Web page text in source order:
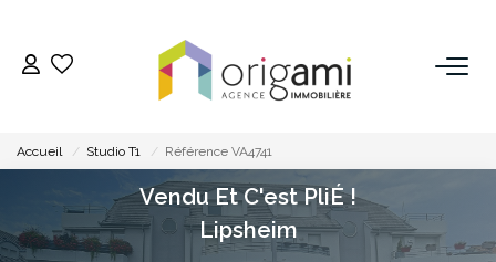
ACHETER
LOUER
Accueil Studio T1 Référence VA4741
Vendu Et C'est PliÉ !
Lipsheim